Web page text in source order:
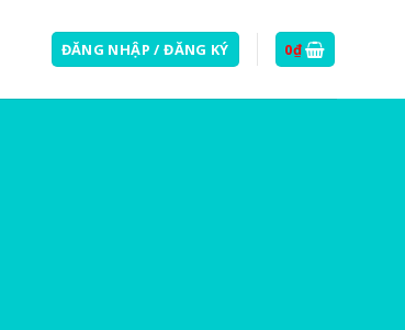
ĐĂNG NHẬP / ĐĂNG KÝ 0₫